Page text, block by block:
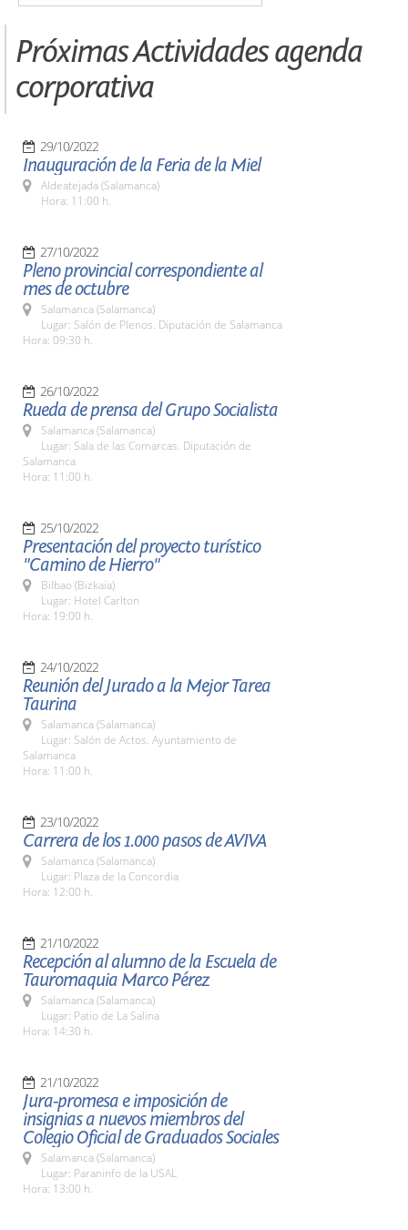
Próximas Actividades agenda
corporativa
29/10/2022
Inauguración de la Feria de la Miel
Aldeatejada (Salamanca)
Hora: 11:00 h.
27/10/2022
Pleno provincial correspondiente al
mes de octubre
Salamanca (Salamanca)
Lugar: Salón de Plenos. Diputación de Salamanca
Hora: 09:30 h.
26/10/2022
Rueda de prensa del Grupo Socialista
Salamanca (Salamanca)
Lugar: Sala de las Comarcas. Diputación de
Salamanca
Hora: 11:00 h.
25/10/2022
Presentación del proyecto turístico
"Camino de Hierro"
Bilbao (Bizkaia)
Lugar: Hotel Carlton
Hora: 19:00 h.
24/10/2022
Reunión del Jurado a la Mejor Tarea
Taurina
Salamanca (Salamanca)
Lugar: Salón de Actos. Ayuntamiento de
Salamanca
Hora: 11:00 h.
23/10/2022
Carrera de los 1.000 pasos de AVIVA
Salamanca (Salamanca)
Lugar: Plaza de la Concordia
Hora: 12:00 h.
21/10/2022
Recepción al alumno de la Escuela de
Tauromaquia Marco Pérez
Salamanca (Salamanca)
Lugar: Patio de La Salina
Hora: 14:30 h.
21/10/2022
Jura-promesa e imposición de
insignias a nuevos miembros del
Colegio Oficial de Graduados Sociales
Salamanca (Salamanca)
Lugar: Paraninfo de la USAL
Hora: 13:00 h.